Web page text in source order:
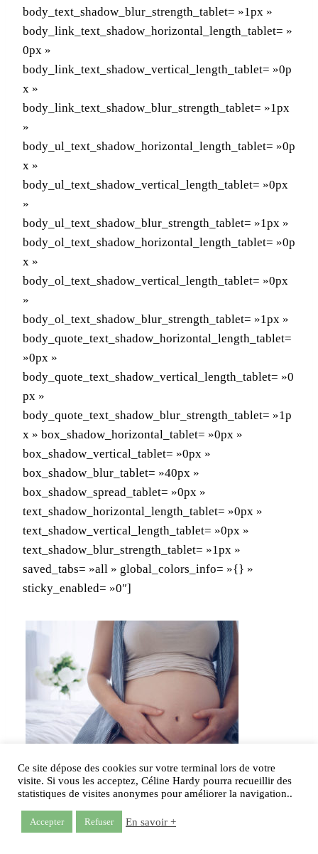
body_text_shadow_blur_strength_tablet= »1px »
body_link_text_shadow_horizontal_length_tablet= »
0px »
body_link_text_shadow_vertical_length_tablet= »0p
x »
body_link_text_shadow_blur_strength_tablet= »1px
»
body_ul_text_shadow_horizontal_length_tablet= »0p
x »
body_ul_text_shadow_vertical_length_tablet= »0px
»
body_ul_text_shadow_blur_strength_tablet= »1px »
body_ol_text_shadow_horizontal_length_tablet= »0p
x »
body_ol_text_shadow_vertical_length_tablet= »0px
»
body_ol_text_shadow_blur_strength_tablet= »1px »
body_quote_text_shadow_horizontal_length_tablet=
»0px »
body_quote_text_shadow_vertical_length_tablet= »0
px »
body_quote_text_shadow_blur_strength_tablet= »1p
x » box_shadow_horizontal_tablet= »0px »
box_shadow_vertical_tablet= »0px »
box_shadow_blur_tablet= »40px »
box_shadow_spread_tablet= »0px »
text_shadow_horizontal_length_tablet= »0px »
text_shadow_vertical_length_tablet= »0px »
text_shadow_blur_strength_tablet= »1px »
saved_tabs= »all » global_colors_info= »{} »
sticky_enabled= »0″]
La réflexologie périnatale est un accompagnement
spécifique de la femme du désir de grossesse à la
Ce site dépose des cookies sur votre terminal lors de votre
visite. Si vous les acceptez, Céline Hardy pourra recueillir des
statistiques de visites anonymes pour améliorer la navigation..
Accepter Refuser En savoir +